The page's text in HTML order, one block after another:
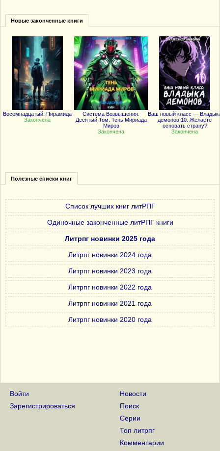
Новые законченные книги
Восемнадцатый. Пирамида
Закончена
Система Возвышения.
Десятый Том. Тень Мириада
Миров
Закончена
Ваш новый класс —
демонов 10. Желаете
основать страну?
Закончена
Полезные списки книг
Список лучших книг литРПГ
Одиночные законченные литРПГ книги
Литрпг новинки 2025 года
Литрпг новинки 2024 года
Литрпг новинки 2023 года
Литрпг новинки 2022 года
Литрпг новинки 2021 года
Литрпг новинки 2020 года
Войти
Зарегистрироваться
Новости
Поиск
Серии
Топ литрпг
Комментарии